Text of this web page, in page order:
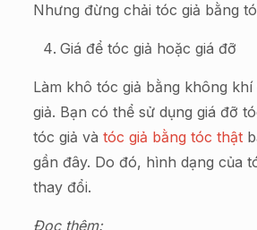
Nhưng đừng chải tóc giả bằng
Giá để tóc giả hoặc giá đỡ
Làm khô tóc giả bằng không
giả. Bạn có thể sử dụng giá đỡ
tóc giả và tóc giả bằng tóc thật
gần đây. Do đó, hình dạng của
thay đổi.
Đọc thêm: